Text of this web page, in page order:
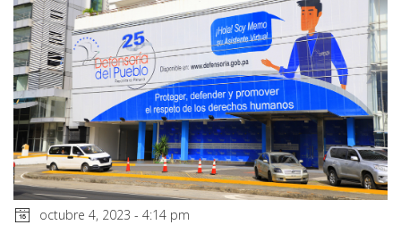
octubre 4, 2023 - 4:14 pm